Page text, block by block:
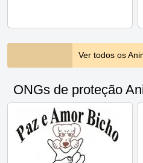
Ver todos os
ONGs de proteção